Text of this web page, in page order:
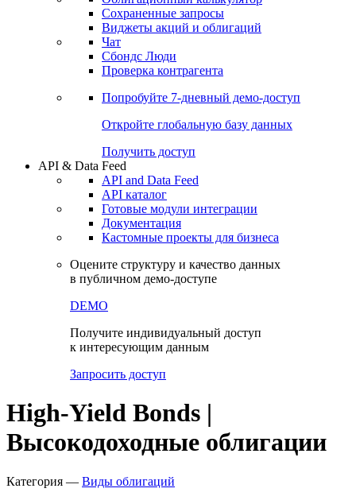
Сохраненные запросы
Виджеты акций и облигаций
Чат
Сбондс Люди
Проверка контрагента
Попробуйте 7-дневный демо-доступ
Откройте глобальную базу данных
Получить доступ
API & Data Feed
API and Data Feed
API каталог
Готовые модули интеграции
Документация
Кастомные проекты для бизнеса
Оцените структуру и качество данных
в публичном демо-доступе
DEMO
Получите индивидуальный доступ
к интересующим данным
Запросить доступ
High-Yield Bonds |
Высокодоходные облигации
Категория — Виды облигаций